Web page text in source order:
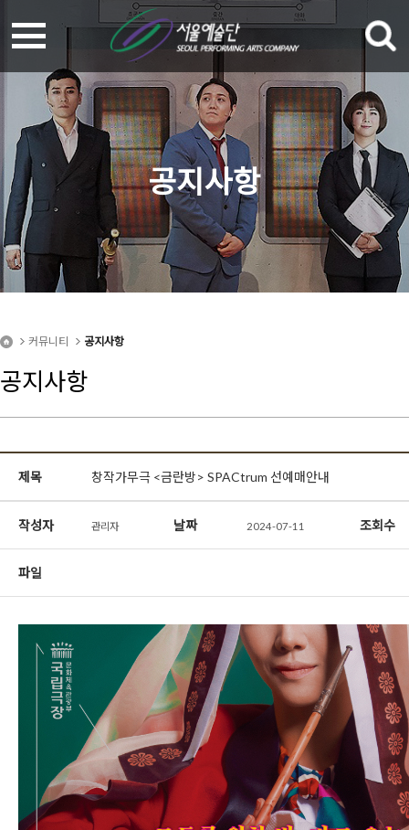
공지사항
커뮤니티 공지사항
공지사항
제목 창작가무극 <금란방> SPACtrum 선예매안내
작성자 관리자 날짜 2024-07-11 조회수
파일